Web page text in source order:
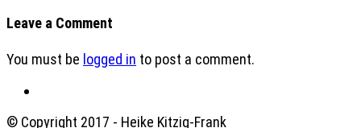
Leave a Comment
You must be logged in to post a comment.
© Copyright 2017 - Heike Kitzig-Frank